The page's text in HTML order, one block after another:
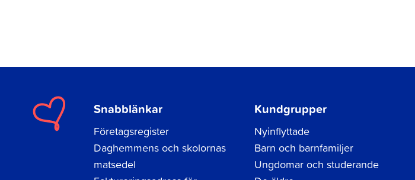
Snabblänkar
Företagsregister
Daghemmens och skolornas
matsedel
Kundgrupper
Nyinflyttade
Barn och barnfamiljer
Ungdomar och studerande